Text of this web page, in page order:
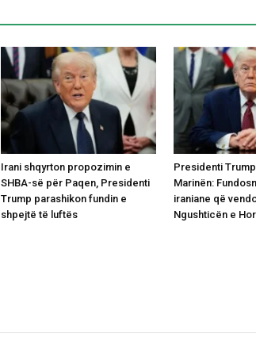
Irani shqyrton propozimin e
SHBA-së për Paqen, Presidenti
Trump parashikon fundin e
shpejtë të luftës
Presidenti
Marinën:
iraniane që
Ngushticën e